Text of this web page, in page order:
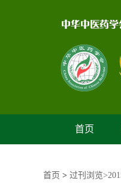
首页
首页 > 过刊浏览>